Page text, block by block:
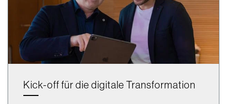
Kick-off für die digitale Transformation